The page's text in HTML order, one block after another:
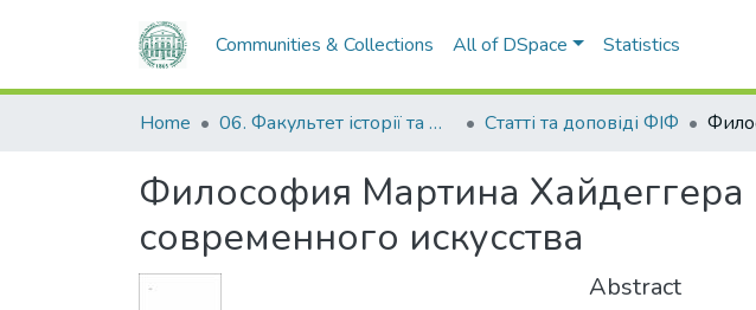
Communities & Collections All of DSpace Statistics
Home 06. Факультет історії та філософії Статті та доповіді ФІФ
Философия Мартина Хайдеггера
современного искусства
Abstract